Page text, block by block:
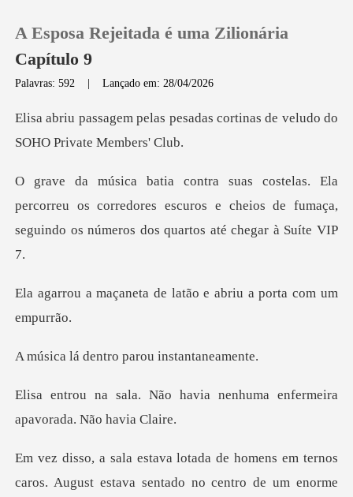
0
Histórico
Baixar App
A Esposa Rejeitada é uma Zilionária
Capítulo 9
Palavras: 592 |Lançado em: 28/04/2026
esadas cortinas de veludo do
correu os corredores escuros e cheios de fumaça,
segu
a de latão e abriu a
ntro parou ins
havia nenhuma enfermeira
a
os
caros. August estava sentado no centro de um enor